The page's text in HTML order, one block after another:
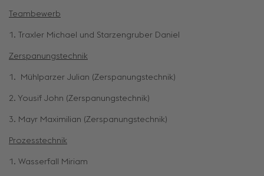
Teambewerb
1. Traxler Michael und Starzengruber Daniel
Zerspanungstechnik
1. Mühlparzer Julian (Zerspanungstechnik)
2. Yousif John (Zerspanungstechnik)
3. Mayr Maximilian (Zerspanungstechnik)
Prozesstechnik
1. Wasserfall Miriam